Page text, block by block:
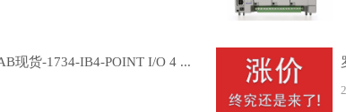
现货-1734-IB4-POINT I/O 4 ...